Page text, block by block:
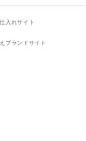
入れサイト
ブランドサイト